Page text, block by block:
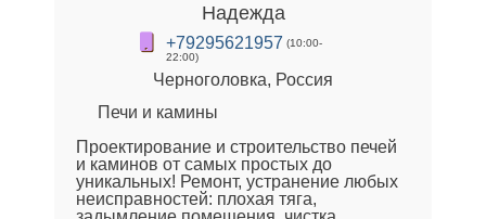
Надежда
+79295621957 (10:00-
22:00)
Черноголовка, Россия
Печи и камины
Проектирование и строительство печей
и каминов от самых простых до
уникальных! Ремонт, устранение любых
неисправностей: плохая тяга,